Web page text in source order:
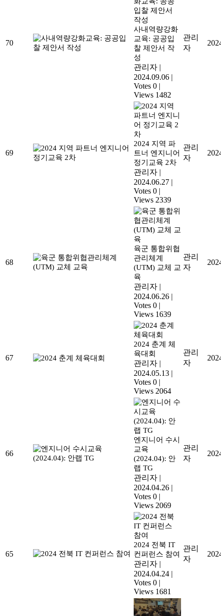
70
사내역량강화
교육: 공공입
찰 제안서 작
성
관리자 |
2024.09.06 |
Votes 0 |
Views 1482
관리
자
69
2024 지역 파
트너 엔지니어
정기교육 2차
관리자 |
2024.06.27 |
Votes 0 |
Views 2339
관리
자
68
육군 통합위협
관리체계
(UTM) 교체 교
육
관리자 |
2024.06.26 |
Votes 0 |
Views 1639
관리
자
67
2024 춘계 체
육대회
관리자 |
2024.05.13 |
Votes 0 |
Views 2064
관리
자
66
엔지니어 수시
교육
(2024.04): 안
랩 TG
관리자 |
2024.04.26 |
Votes 0 |
Views 2069
관리
자
65
2024 전북 IT
컨퍼런스 참여
관리자 |
2024.04.24 |
Votes 0 |
Views 1681
관리
자